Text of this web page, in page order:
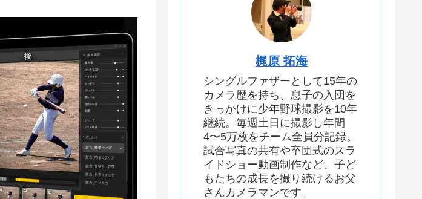
梶原 拓海
シングルファザーとして15年の
カメラ歴を持ち、息子の入団を
きっかけに少年野球撮影を10年
継続。毎週土日に撮影し年間
4〜5万枚をチーム全員分記録。
試合写真の共有や卒団式のスラ
イドショー動画制作など、子ど
もたちの成長を撮り続けるお父
さんカメラマンです。